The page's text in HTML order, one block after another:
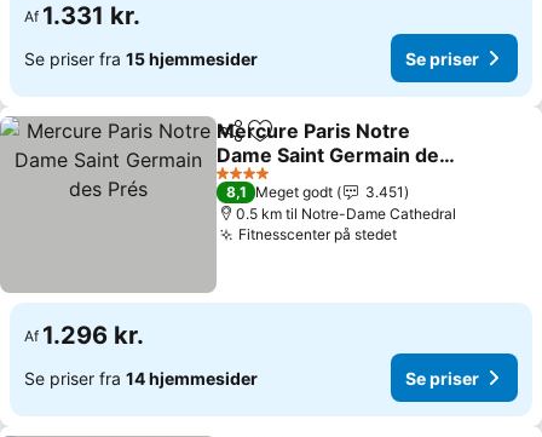
Af 1.331 kr.
Se priser fra 15 hjemmesider Se priser
Del Føj til favoritter
Mercure Paris Notre
Dame Saint Germain des
Prés
Se priser
4 Stjerner
8,1 Meget godt
3.451
0.5 km til Notre-Dame Cathedral
Fitnesscenter på stedetSe priser
Af 1.296 kr.
Se priser fra 14 hjemmesider Se priser